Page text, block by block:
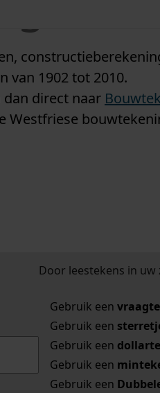
van 1902 tot 2010.
dan direct naar
Westfriese
Door leestekens in
Gebruik een
Gebruik een
Gebruik een
Gebruik een
Gebruik een